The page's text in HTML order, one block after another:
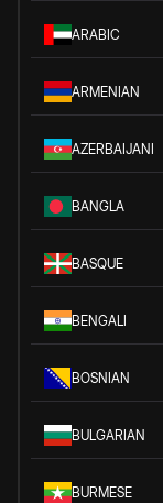
ARABIC
ARMENIAN
AZERBAIJANI
BANGLA
BASQUE
BENGALI
BOSNIAN
BULGARIAN
BURMESE